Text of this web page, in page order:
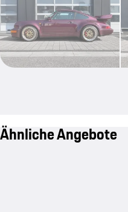
Ähnliche Angebote